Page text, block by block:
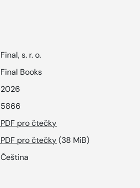
Final, s. r. o.
Final Books
2026
5866
PDF pro čtečky
PDF pro čtečky(38 MiB)
Čeština